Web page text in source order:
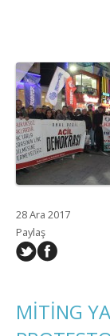
28 Ara 2017
Paylaş
MİTİNG